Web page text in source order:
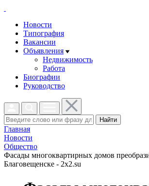
Новости
Типография
Вакансии
Объявления
Недвижимость
Работа
Биографии
Руководство
Найти
Главная
Новости
Общество
Фасады многоквартирных домов
Благовещенске - 2x2.su